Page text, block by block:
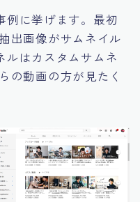
例に挙げます。最初
出画像がサムネイル
ルはカスタムサムネ
の動画の方が見たく